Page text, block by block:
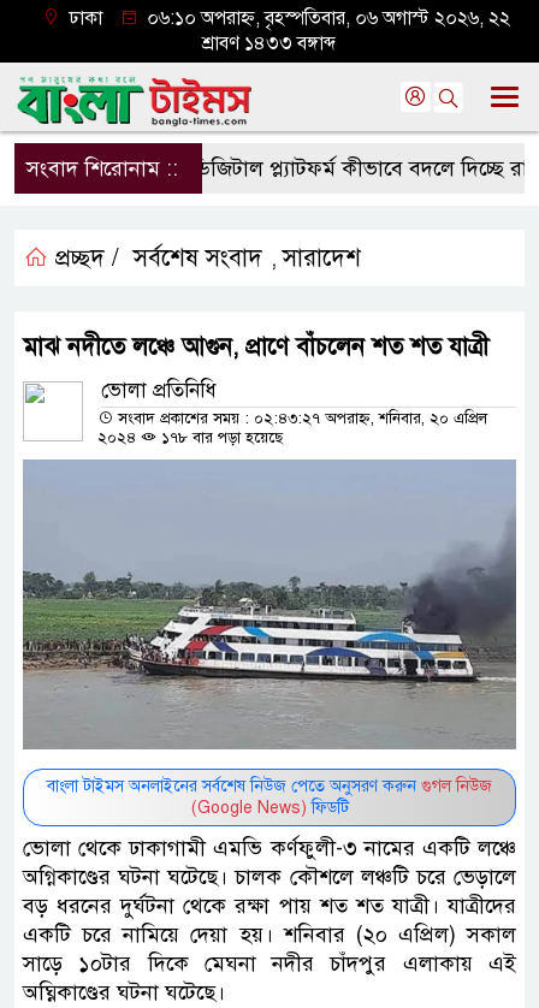
ঢাকা
০৬:১০ অপরাহ্ন, বৃহস্পতিবার, ০৬ অগাস্ট ২০২৬, ২২
শ্রাবণ ১৪৩৩ বঙ্গাব্দ
সংবাদ শিরোনাম ::ডিজিটাল প্ল্যাটফর্ম কীভাবে বদলে দিচ্ছে
প্রচ্ছদ / সর্বশেষ সংবাদ ,সারাদেশ
মাঝ নদীতে লঞ্চে আগুন, প্রাণে বাঁচলেন শত শত যাত্রী
ভোলা প্রতিনিধি
সংবাদ প্রকাশের সময় : ০২:৪৩:২৭ অপরাহ্ন, শনিবার, ২০ এপ্রিল
২০২৪
১৭৮ বার পড়া হয়েছে
বাংলা টাইমস অনলাইনের সর্বশেষ নিউজ পেতে অনুসরণ করুন গুগল নিউজ
(Google News) ফিডটি
ভোলা থেকে ঢাকাগামী এমভি কর্ণফুলী-৩ নামের একটি লঞ্চে
অগ্নিকাণ্ডের ঘটনা ঘটেছে। চালক কৌশলে লঞ্চটি চরে ভেড়ালে
বড় ধরনের দুর্ঘটনা থেকে রক্ষা পায় শত শত যাত্রী। যাত্রীদের
একটি চরে নামিয়ে দেয়া হয়। শনিবার (২০ এপ্রিল) সকাল
সাড়ে ১০টার দিকে মেঘনা নদীর চাঁদপুর এলাকায় এই
অঘ্নিকাণ্ডের ঘটনা ঘটেছে।